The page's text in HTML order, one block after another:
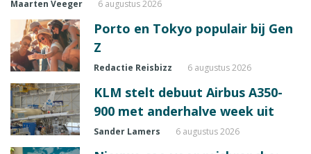
Maarten Veeger 6 augustus 2026
Porto en Tokyo populair bij Gen
Z
Redactie Reisbizz 6 augustus 2026
KLM stelt debuut Airbus A350-
900 met anderhalve week uit
Sander Lamers 6 augustus 2026